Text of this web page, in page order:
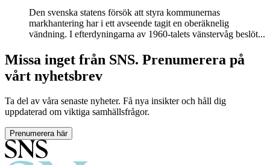
Den svenska statens försök att styra kommunernas
markhantering har i ett avseende tagit en oberäknelig
vändning. I efterdyningarna av 1960-talets vänstervåg beslöt...
Missa inget från SNS. Prenumerera på
vårt nyhetsbrev
Ta del av våra senaste nyheter. Få nya insikter och håll dig
uppdaterad om viktiga samhällsfrågor.
Prenumerera här